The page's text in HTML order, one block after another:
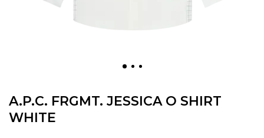
A.P.C. FRGMT. JESSICA O SHIRT
WHITE